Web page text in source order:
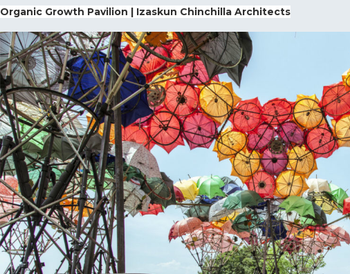
Organic Growth Pavilion | Izaskun Chinchilla Architects